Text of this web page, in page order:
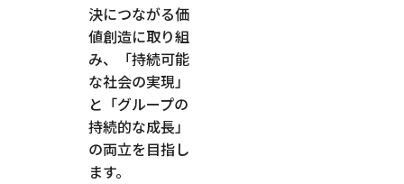
決につながる価
値創造に取り組
み、「持続可能
な社会の実現」
と「グループの
持続的な成長」
の両立を目指し
ます。